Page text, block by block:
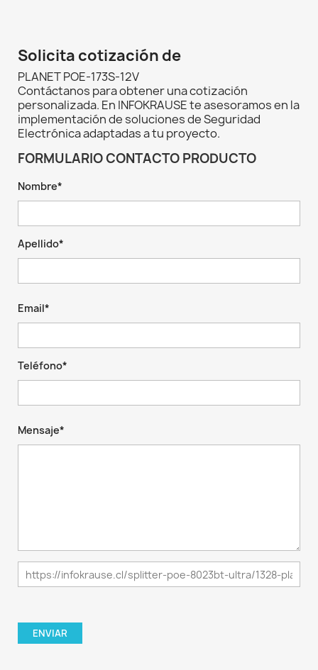
Solicita cotización de
PLANET POE-173S-12V
Contáctanos para obtener una cotización
personalizada. En INFOKRAUSE te asesoramos en la
implementación de soluciones de Seguridad
Electrónica adaptadas a tu proyecto.
FORMULARIO CONTACTO PRODUCTO
Nombre*
Apellido*
Email*
Teléfono*
Mensaje*